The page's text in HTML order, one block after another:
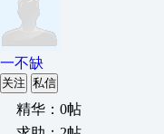
一不缺
关注 私信
精华：0帖